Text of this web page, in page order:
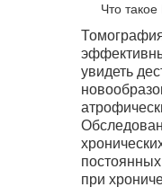
Что
увидеть
при